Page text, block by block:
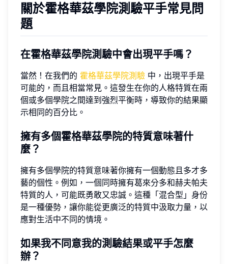
關於霍格華茲學院測驗平手常見問
題
在霍格華茲學院測驗中會出現平手嗎？
當然！在我們的 霍格華茲學院測驗 中，出現平手是
可能的，而且相當常見。這發生在你的人格特質在兩
個或多個學院之間達到強烈平衡時，導致你的結果顯
示相同的百分比。
擁有多個霍格華茲學院的特質意味著什
麼？
擁有多個學院的特質意味著你擁有一個動態且多才多
藝的個性。例如，一個同時擁有葛來分多和赫夫帕夫
特質的人，可能既勇敢又忠誠。這種「混合型」身份
是一種優勢，讓你能從更廣泛的特質中汲取力量，以
應對生活中不同的情境。
如果我不同意我的測驗結果或平手怎麼
辦？